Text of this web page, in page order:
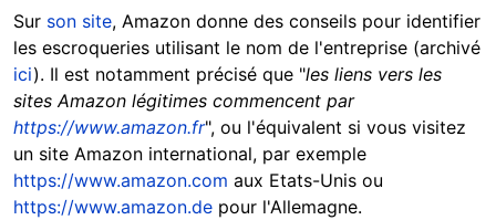
Sur son site, Amazon donne des conseils pour identifier
les escroqueries utilisant le nom de l'entreprise (archivé
ici). Il est notamment précisé que "les liens vers les
sites Amazon légitimes commencent par
https://www.amazon.fr", ou l'équivalent si vous visitez
un site Amazon international, par exemple
https://www.amazon.com aux Etats-Unis ou
https://www.amazon.de pour l'Allemagne.